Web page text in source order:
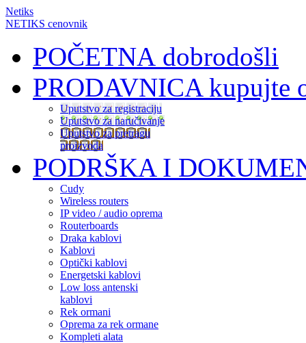
Netiks
NETIKS cenovnik
POČETNA dobrodošli
PRODAVNICAkupujte
Uputstvo za registraciju
Uputstvo za naručivanje
Uputstvo za pretragu
proizvoda
PODRŠKA I
Cudy
Wireless routers
IP video / audio oprema
Routerboards
Draka kablovi
Kablovi
Optički kablovi
Energetski kablovi
Low loss antenski
kablovi
Rek ormani
Oprema za rek ormane
Kompleti alata